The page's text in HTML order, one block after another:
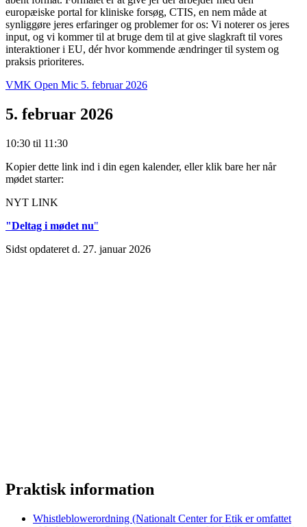
europæiske portal for kliniske forsøg, CTIS, en nem måde at
synliggøre jeres erfaringer og problemer for os: Vi noterer os jeres
input, og vi kommer til at bruge dem til at give slagkraft til vores
interaktioner i EU, dér hvor kommende ændringer til system og
praksis prioriteres.
VMK Open Mic 5. februar 2026
5. februar 2026
10:30 til 11:30
Kopier dette link ind i din egen kalender, eller klik bare her når
mødet starter:
NYT LINK
"Deltag i mødet nu"
Sidst opdateret d. 27. januar 2026
Praktisk information
Whistleblowerordning (Nationalt Center for Etik er omfattet